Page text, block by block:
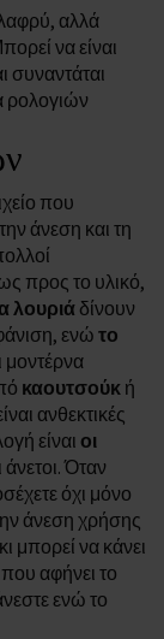
αλλά
να είναι
συναντάται
ρολογιών
που
άνεση και τη
προς το υλικό,
λουριά δίνουν
ενώ το
μοντέρνα
καουτσούκ ή
ανθεκτικές
είναι οι
άνετοι. Όταν
όχι μόνο
άνεση χρήσης
μπορεί να κάνει
αφήνει το
ενώ το